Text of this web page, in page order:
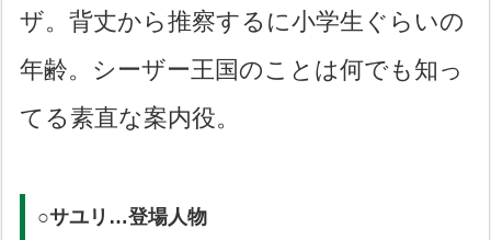
ザ。背丈から推察するに小学生ぐらいの
年齢。シーザー王国のことは何でも知っ
てる素直な案内役。
○サユリ…登場人物